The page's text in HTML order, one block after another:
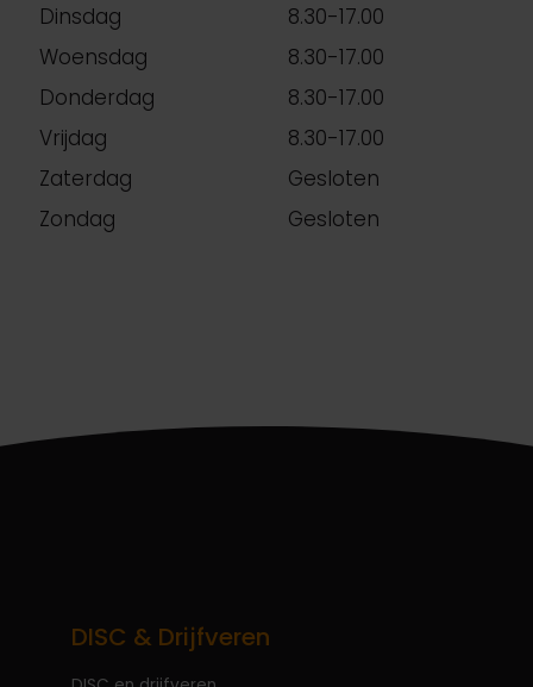
Dinsdag
8.30-17.00
Woensdag
8.30-17.00
Donderdag
8.30-17.00
Vrijdag
8.30-17.00
Zaterdag
Gesloten
Zondag
Gesloten
DISC & Drijfveren